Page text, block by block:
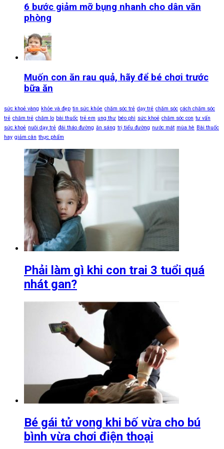
6 bước giảm mỡ bụng nhanh cho dân văn
phòng
Muốn con ăn rau quả, hãy để bé chơi trước
bữa ăn
sức khoẻ vàng khỏe và đẹp tin sức khỏe chăm sóc trẻ dạy trẻ chăm sóc cách chăm sóc
trẻ chăm trẻ chăm lo bài thuốc trẻ em ung thư béo phì sức khoẻ chăm sóc con tư vấn
sức khoẻ nuôi dạy trẻ đái tháo đường ăn sáng trị tiểu đường nước mát mùa hè Bài thuốc
hay giảm cân thực phẩm
Phải làm gì khi con trai 3 tuổi quá
nhát gan?
Bé gái tử vong khi bố vừa cho bú
bình vừa chơi điện thoại